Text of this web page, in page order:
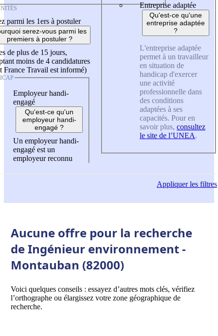
parmi les 1ers à postuler
serez-vous parmi les
premiers à postuler ?
de plus de 15 jours,
moins de 4 candidatures
France Travail est informé)
Employeur handi-
engagé
Qu'est-ce qu'un
employeur handi-
engagé ?
Un employeur handi-
engagé est un
employeur reconnu
Entreprise adaptée
Qu'est-ce qu'une
entreprise adaptée
?
L'entreprise adaptée
permet à un travailleur
en situation de
handicap d'exercer
une activité
professionnelle dans
des conditions
adaptées à ses
capacités. Pour en
savoir plus, consultez
le site de l’UNEA.
Appliquerles filtres
Aucune offre pour la recherche
de Ingénieur environnement -
Montauban (82000)
Voici quelques conseils : essayez d’autres mots clés, vérifiez
l’orthographe ou élargissez votre zone géographique de
recherche.